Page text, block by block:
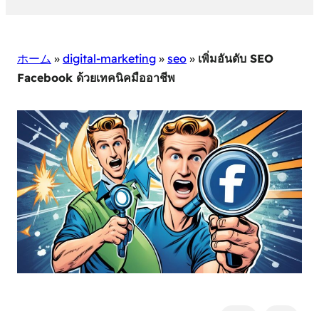
ホーム » digital-marketing » seo » เพิ่มอันดับ SEO
Facebook ด้วยเทคนิคมืออาชีพ